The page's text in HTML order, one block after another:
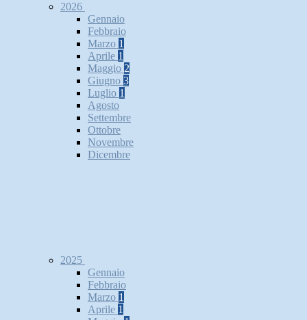
2026
Gennaio
Febbraio
Marzo 1
Aprile 1
Maggio 2
Giugno 3
Luglio 1
Agosto
Settembre
Ottobre
Novembre
Dicembre
2025
Gennaio
Febbraio
Marzo 1
Aprile 1